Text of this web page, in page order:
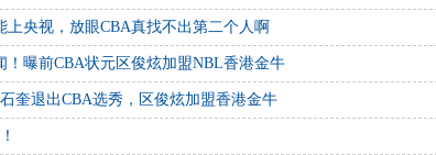
央视，放眼CBA真找不出第二个人啊
！曝前CBA状元区俊炫加盟NBL香港金牛
奎退出CBA选秀，区俊炫加盟香港金牛